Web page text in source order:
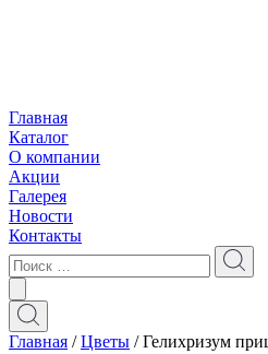
Главная
Каталог
О компании
Акции
Галерея
Новости
Контакты
Главная /Цветы / Гелихризум